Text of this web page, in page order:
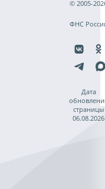
© 2005-
ФНС
Дата
страницы
06.08.2026